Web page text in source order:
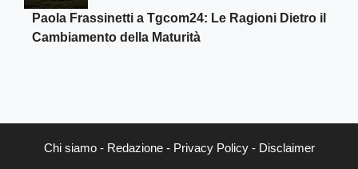
Paola Frassinetti a Tgcom24: Le Ragioni Dietro il
Cambiamento della Maturità
Chi siamo- Redazione- Privacy Policy- Disclaimer